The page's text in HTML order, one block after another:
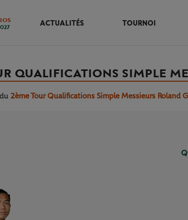
ACTUALITÉS TOURNOI
QUALIFICATIONS SIMPLE
du 2ème Tour Qualifications Simple Messieurs Roland